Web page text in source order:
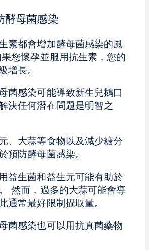
酵母菌感染
素都會增加酵母菌感染的風
您懷孕並服用抗生素，您的
增長。
菌感染可能導致新生兒鵝口
決任何潛在問題是明智之
、大蒜等食物以及減少糖分
預防酵母菌感染。
益生菌和益生元可能有助於
然而，過多的大蒜可能會導
通常最好限制攝取量。
菌感染也可以用抗真菌藥物